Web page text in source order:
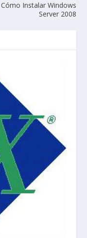
Cómo Instalar Windows
Server 2008